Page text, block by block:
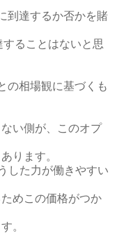
到達するか否かを賭
ることはないと思
の相場観に基づくも
い側が、このオプ
ります。
した力が働きやすい
めこの価格がつか
。